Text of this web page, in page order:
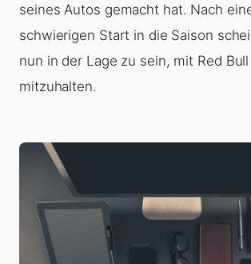
seines Autos gemacht hat. Nach
schwierigen Start in die Saison
nun in der Lage zu sein, mit Red
mitzuhalten.